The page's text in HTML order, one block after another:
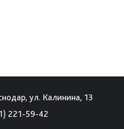
ул. Калинина, 13
221-59-42